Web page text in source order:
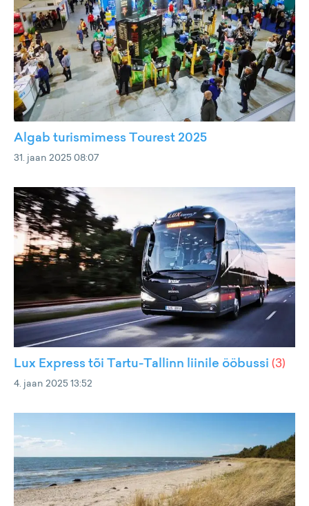
Algab turismimess Tourest 2025
31. jaan 2025 08:07
Lux Express tõi Tartu-Tallinn liinile ööbussi (3)
4. jaan 2025 13:52